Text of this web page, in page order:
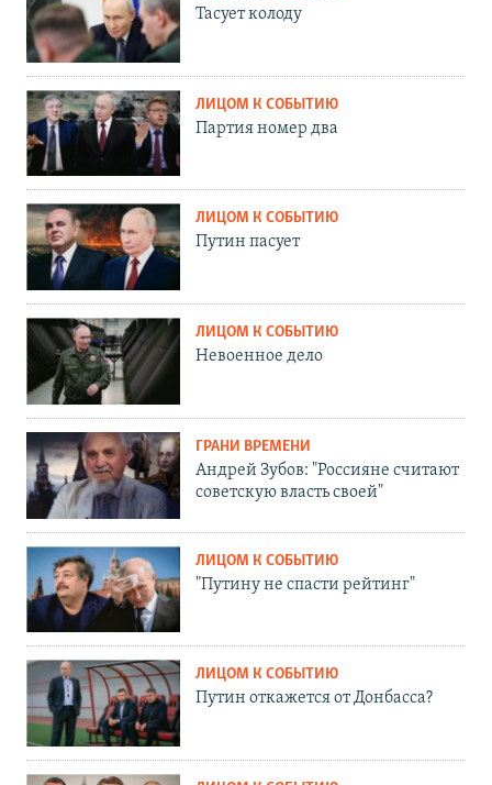
Тасует колоду
ЛИЦОМ К СОБЫТИЮ
Партия номер два
ЛИЦОМ К СОБЫТИЮ
Путин пасует
ЛИЦОМ К СОБЫТИЮ
Невоенное дело
ГРАНИ ВРЕМЕНИ
Андрей Зубов: "Россияне считают
советскую власть своей"
ЛИЦОМ К СОБЫТИЮ
"Путину не спасти рейтинг"
ЛИЦОМ К СОБЫТИЮ
Путин откажется от Донбасса?